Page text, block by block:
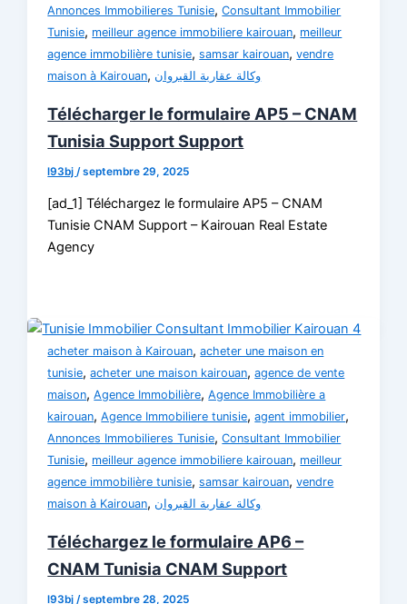
Annonces Immobilieres Tunisie,Consultant Immobilier
Tunisie, meilleur agence immobiliere kairouan, meilleur
agence immobilière tunisie,samsar kairouan,vendre
maison à Kairouan, وكالة عقارية القيروان
Télécharger le formulaire AP5 – CNAM
Tunisia Support Support
l93bj /septembre 29, 2025
[ad_1] Téléchargez le formulaire AP5 – CNAM
Tunisie CNAM Support – Kairouan Real Estate
Agency
acheter maison à Kairouan,acheter une maison en
tunisie,acheter une maison kairouan,agence de vente
maison,Agence Immobilière,Agence Immobilière a
kairouan,Agence Immobiliere tunisie,agent immobilier,
Annonces Immobilieres Tunisie,Consultant Immobilier
Tunisie, meilleur agence immobiliere kairouan, meilleur
agence immobilière tunisie,samsar kairouan,vendre
maison à Kairouan, وكالة عقارية القيروان
Téléchargez le formulaire AP6 –
CNAM Tunisia CNAM Support
l93bj/septembre 28, 2025